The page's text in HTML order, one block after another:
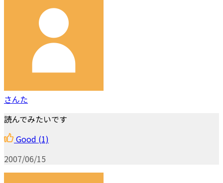
さんた
読んでみたいです
Good (1)
2007/06/15